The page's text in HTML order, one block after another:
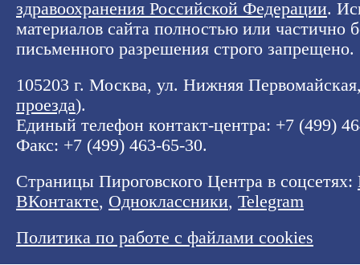
здравоохранения Российской Федерации.
материалов сайта полностью или частично
письменного разрешения строго запрещено.
105203 г. Москва, ул. Нижняя
проезда).
Единый телефон контакт-центра: +7 (499)
Факс: +7 (499) 463-65-30.
Страницы Пироговского Центра в соцсетях:
ВКонтакте, Одноклассники, Telegram
Политика по работе с файлами cookies